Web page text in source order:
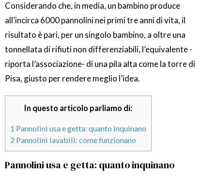
Considerando che, in media, un bambino produce
all’incirca 6000 pannolini nei primi tre anni di vita, il
risultato è pari, per un singolo bambino, a oltre una
tonnellata di rifiuti non differenziabili, l’equivalente -
riporta l’associazione- di una pila alta come la torre di
Pisa, giusto per rendere meglio l’idea.
In questo articolo parliamo di:
1 Pannolini usa e getta: quanto inquinano
2 Pannolini lavabili: come funzionano
Pannolini usa e getta: quanto inquinano